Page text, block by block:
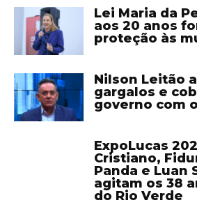
Lei Maria da
aos 20 anos
proteção às
Nilson Leitão
gargalos e
governo com
ExpoLucas
Cristiano,
Panda e Luan
agitam os 38
do Rio Verde